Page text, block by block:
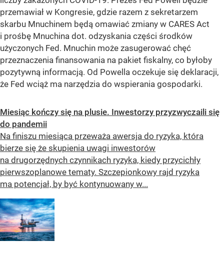
przemawiał w Kongresie, gdzie razem z sekretarzem
skarbu Mnuchinem będą omawiać zmiany w CARES Act
i prośbę Mnuchina dot. odzyskania części środków
użyczonych Fed. Mnuchin może zasugerować chęć
przeznaczenia finansowania na pakiet fiskalny, co byłoby
pozytywną informacją. Od Powella oczekuje się deklaracji,
że Fed wciąż ma narzędzia do wspierania gospodarki.
Miesiąc kończy się na plusie. Inwestorzy przyzwyczaili się
do pandemii
Na finiszu miesiąca przeważa awersja do ryzyka, która
bierze się że skupienia uwagi inwestorów
na drugorzędnych czynnikach ryzyka, kiedy przycichły
pierwszoplanowe tematy. Szczepionkowy rajd ryzyka
ma potencjał, by być kontynuowany w...